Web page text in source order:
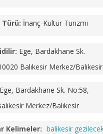
İnanç-Kültür Turizmi
Ege, Bardakhane Sk.
Balıkesir Merkez/Balıkesir
Ege, Bardakhane Sk. No:58,
Merkez/Balıkesir
Kelimeler: balikesir